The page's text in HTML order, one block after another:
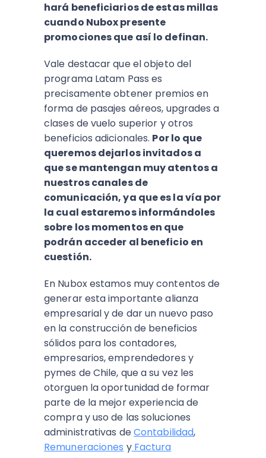
hará beneficiarios de estas millas
cuando Nubox presente
promociones que así lo definan.
Vale destacar que el objeto del
programa Latam Pass es
precisamente obtener premios en
forma de pasajes aéreos, upgrades a
clases de vuelo superior y otros
beneficios adicionales. Por lo que
queremos dejarlos invitados a
que se mantengan muy atentos a
nuestros canales de
comunicación, ya que es la vía por
la cual estaremos informándoles
sobre los momentos en que
podrán acceder al beneficio en
cuestión.
En Nubox estamos muy contentos de
generar esta importante alianza
empresarial y de dar un nuevo paso
en la construcción de beneficios
sólidos para los contadores,
empresarios, emprendedores y
pymes de Chile, que a su vez les
otorguen la oportunidad de formar
parte de la mejor experiencia de
compra y uso de las soluciones
administrativas deContabilidad,
Remuneraciones yFactura